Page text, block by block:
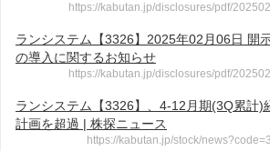
https://kabutan.jp/disclosures/pdf/
ランシステム【3326】2025年02月06日 開
の導入に関するお知らせ
https://kabutan.jp/disclosures/pdf/
ランシステム【3326】、4-12月期(3Q累計)
計画を超過 | 株探ニュース
https://kabutan.jp/stock/